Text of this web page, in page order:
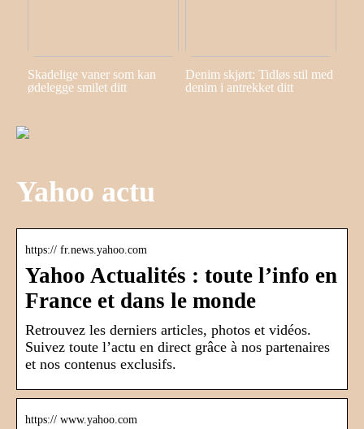
Skadelige vaner som kan
ødelegge smilet ditt
Denim skjørt: Tidløs stil med
denim i antrekket ditt
Yahoo actu
https:// fr.news.yahoo.com
Yahoo Actualités : toute l’info en
France et dans le monde
Retrouvez les derniers articles, photos et vidéos.
Suivez toute l’actu en direct grâce à nos partenaires
et nos contenus exclusifs.
https:// www.yahoo.com